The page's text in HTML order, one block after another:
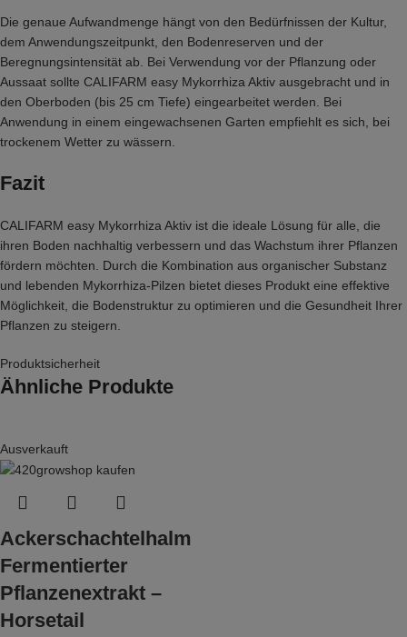
Die genaue Aufwandmenge hängt von den Bedürfnissen der Kultur,
dem Anwendungszeitpunkt, den Bodenreserven und der
Beregnungsintensität ab. Bei Verwendung vor der Pflanzung oder
Aussaat sollte CALIFARM easy Mykorrhiza Aktiv ausgebracht und in
den Oberboden (bis 25 cm Tiefe) eingearbeitet werden. Bei
Anwendung in einem eingewachsenen Garten empfiehlt es sich, bei
trockenem Wetter zu wässern.
Fazit
CALIFARM easy Mykorrhiza Aktiv ist die ideale Lösung für alle, die
ihren Boden nachhaltig verbessern und das Wachstum ihrer Pflanzen
fördern möchten. Durch die Kombination aus organischer Substanz
und lebenden Mykorrhiza-Pilzen bietet dieses Produkt eine effektive
Möglichkeit, die Bodenstruktur zu optimieren und die Gesundheit Ihrer
Pflanzen zu steigern.
Produktsicherheit
Ähnliche Produkte
Ausverkauft
Ackerschachtelhalm
Fermentierter
Pflanzenextrakt –
Horsetail